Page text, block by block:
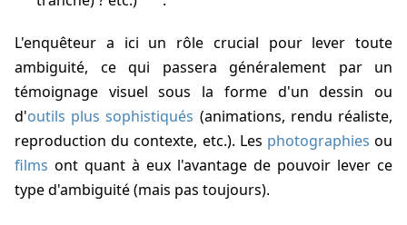
L'enquêteur a ici un rôle crucial pour lever toute
ambiguité, ce qui passera généralement par un
témoignage visuel sous la forme d'un dessin ou
d'outils plus sophistiqués (animations, rendu réaliste,
reproduction du contexte, etc.). Les photographies ou
films ont quant à eux l'avantage de pouvoir lever ce
type d'ambiguité (mais pas toujours).